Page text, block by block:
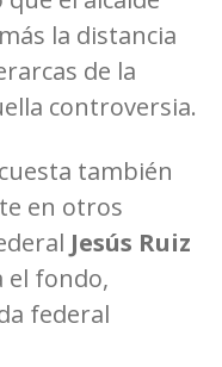
la distancia
de la
controversia.
también
en otros
Jesús Ruiz
el fondo,
federal